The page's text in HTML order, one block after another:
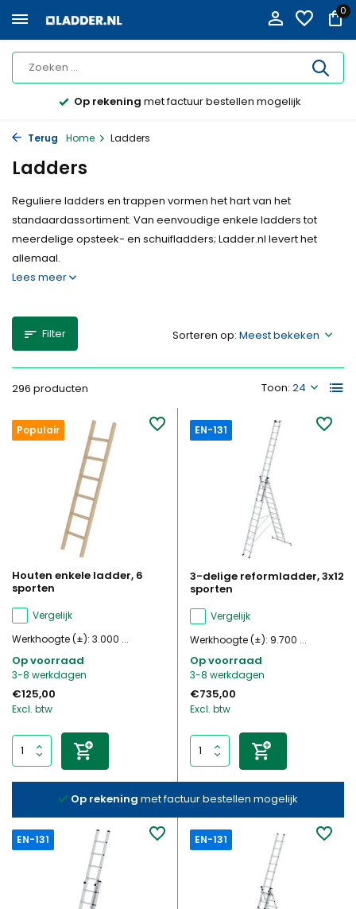
0
Op rekening met factuur bestellen mogelijk
Terug Home Ladders
Ladders
Reguliere ladders en trappen vormen het hart van het
standaardassortiment. Van eenvoudige enkele ladders tot
meerdelige opsteek- en schuifladders; Ladder.nl levert het
allemaal.
Lees meer
Filter
296 producten Toon:
Sorteren op:
Populair
Houten enkele ladder, 6
sporten
Vergelijk
Werkhoogte (±): 3.000 ...
Op voorraad
3-8 werkdagen
€125,00
Excl. btw
EN-131
3-delige reformladder, 3x12
sporten
Vergelijk
Werkhoogte (±): 9.700 ...
Op voorraad
3-8 werkdagen
€735,00
Excl. btw
Op rekening met factuur bestellen mogelijk
EN-131 EN-131